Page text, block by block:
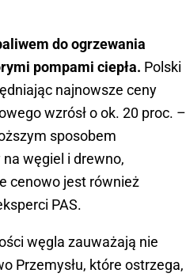
do ogrzewania
pompami ciepła. Polski
najnowsze ceny
wzrósł o ok. 20 proc. –
sposobem
węgiel i drewno,
cenowo jest również
PAS.
węgla zauważają nie
Przemysłu, które ostrzega,